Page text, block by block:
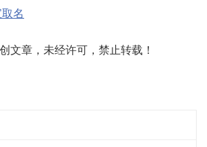
名
文章，未经许可，禁止转载！